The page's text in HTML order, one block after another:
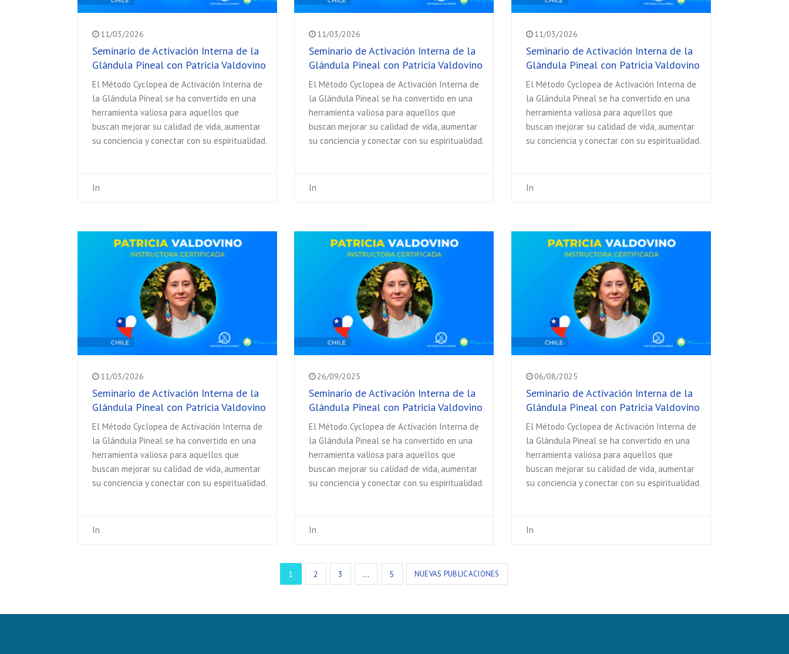
11/03/2026
Seminario de Activación Interna de la
Glándula Pineal con Patricia Valdovino
El Método Cyclopea de Activación Interna de
la Glándula Pineal se ha convertido en una
herramienta valiosa para aquellos que
buscan mejorar su calidad de vida, aumentar
su conciencia y conectar con su espiritualidad.
In
11/03/2026
Seminario de Activación Interna de la
Glándula Pineal con Patricia Valdovino
El Método Cyclopea de Activación Interna de
la Glándula Pineal se ha convertido en una
herramienta valiosa para aquellos que
buscan mejorar su calidad de vida, aumentar
su conciencia y conectar con su espiritualidad.
In
11/03/2026
Seminario de Activación Interna de la
Glándula Pineal con Patricia Valdovino
El Método Cyclopea de Activación Interna de
la Glándula Pineal se ha convertido en una
herramienta valiosa para aquellos que
buscan mejorar su calidad de vida, aumentar
su conciencia y conectar con su espiritualidad.
In
11/03/2026
Seminario de Activación Interna de la
Glándula Pineal con Patricia Valdovino
El Método Cyclopea de Activación Interna de
la Glándula Pineal se ha convertido en una
herramienta valiosa para aquellos que
buscan mejorar su calidad de vida, aumentar
su conciencia y conectar con su espiritualidad.
In
26/09/2025
Seminario de Activación Interna de la
Glándula Pineal con Patricia Valdovino
El Método Cyclopea de Activación Interna de
la Glándula Pineal se ha convertido en una
herramienta valiosa para aquellos que
buscan mejorar su calidad de vida, aumentar
su conciencia y conectar con su espiritualidad.
In
06/08/2025
Seminario de Activación Interna de la
Glándula Pineal con Patricia Valdovino
El Método Cyclopea de Activación Interna de
la Glándula Pineal se ha convertido en una
herramienta valiosa para aquellos que
buscan mejorar su calidad de vida, aumentar
su conciencia y conectar con su espiritualidad.
In
1 2 3 … 5 NUEVAS PUBLICACIONES